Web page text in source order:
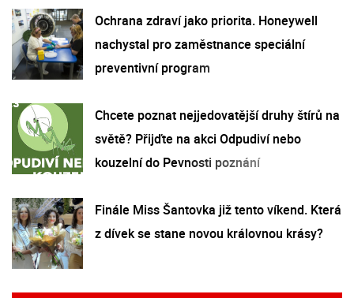
Ochrana zdraví jako priorita. Honeywell
nachystal pro zaměstnance speciální
preventivní program
Chcete poznat nejjedovatější druhy štírů na
světě? Přijďte na akci Odpudiví nebo
kouzelní do Pevnosti poznání
Finále Miss Šantovka již tento víkend. Která
z dívek se stane novou královnou krásy?